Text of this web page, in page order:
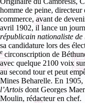
homme de peine,
commerce, avant de
avril 1902, il lance un
républicain nationaliste de
sa candidature lors des
e circonscription de
avec quelque 2100 voix
au second tour et peut
Mines Beharelle. En
l’Artois dont Georges
Moulin, rédacteur en chef.